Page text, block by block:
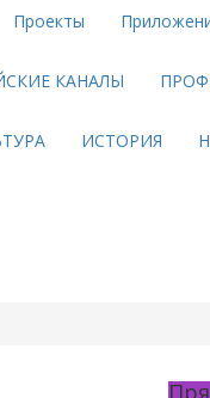
Проекты
КАНАЛЫ
ИСТОРИЯ